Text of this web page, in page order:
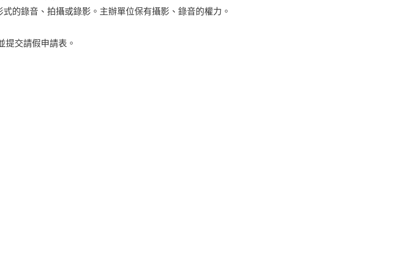
的錄音、拍攝或錄影。主辦單位保有攝影、錄音的權力。
提交請假申請表。